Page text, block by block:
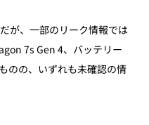
が、一部のリーク情報では
7s Gen 4、バッテリー
のの、いずれも未確認の情